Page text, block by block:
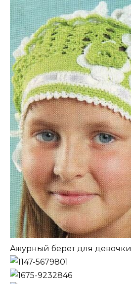
Ажурный берет для девочки